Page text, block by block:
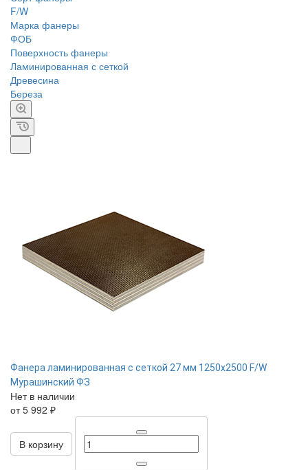
F/W
Марка фанеры
ФОБ
Поверхность фанеры
Ламинированная с сеткой
Древесина
Береза
Фанера ламинированная с сеткой 27 мм 1250х2500 F/W
Мурашинский ФЗ
Нет в наличии
от 5 992 ₽
В корзину